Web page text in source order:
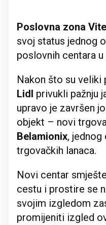
Poslovna zona
svoj status jednog
poslovnih centara
Nakon što su
Lidl privukli pažnju
upravo je završen
objekt – novi
Belamionix, jednog
trgovačkih lanaca.
Novi centar
cestu i prostire se
svojim izgledom
promijeniti izgled